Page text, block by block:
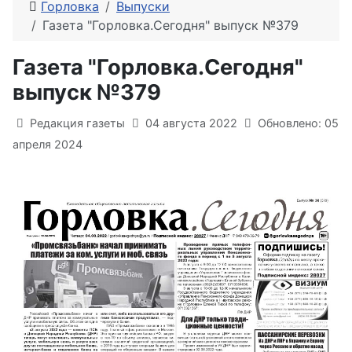
Горловка
Выпуски
Газета "Горловка.Сегодня" выпуск №379
Газета "Горловка.Сегодня"
выпуск №379
Информация о материале
Редакция газеты 04 августа 2022
Обновлено: 05
апреля 2024